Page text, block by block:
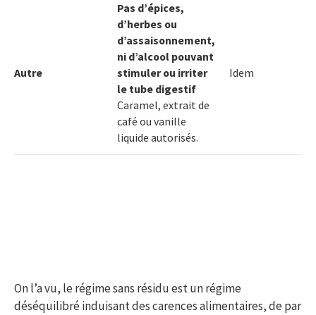
Autre
Pas d’épices,
d’herbes ou
d’assaisonnement,
ni d’alcool pouvant
stimuler ou irriter
le tube digestif
Caramel, extrait de
café ou vanille
liquide autorisés.
Idem
On l’a vu, le régime sans résidu est un régime
déséquilibré induisant des carences alimentaires, de par